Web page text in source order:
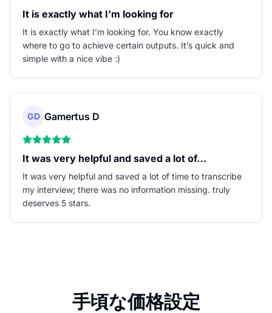
It is exactly what I’m looking for
It is exactly what I’m looking for. You know exactly
where to go to achieve certain outputs. It’s quick and
simple with a nice vibe :)
GD Gamertus D
It was very helpful and saved a lot of…
It was very helpful and saved a lot of time to transcribe
my interview; there was no information missing. truly
deserves 5 stars.
手頃な価格設定